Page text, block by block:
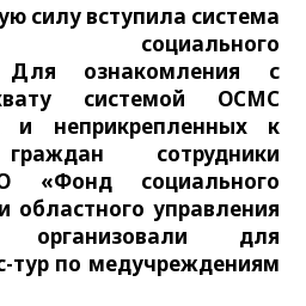
силу вступила система
социального
Для ознакомления с
системой ОСМС
и неприкрепленных к
сотрудники
«Фонд социального
областного управления
организовали для
тур по медучреждениям